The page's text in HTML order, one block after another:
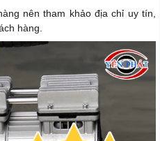
nên tham khảo địa chỉ uy tín,
hàng.